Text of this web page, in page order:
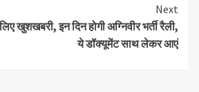
Next
खुशखबरी, इन दिन होगी अग्निवीर भर्ती रैली,
ये डॉक्यूमेंट साथ लेकर आएं